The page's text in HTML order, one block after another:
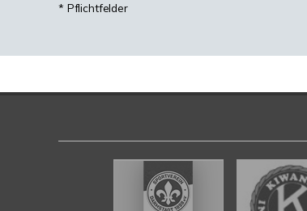
* Pflichtfelder